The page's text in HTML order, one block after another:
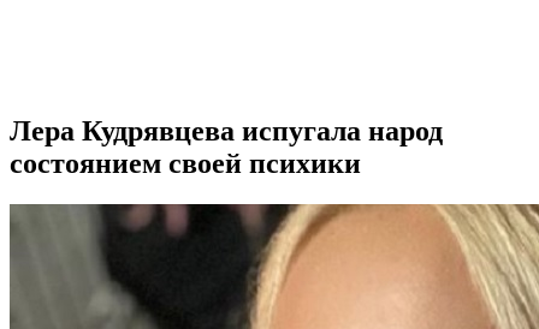
Лера Кудрявцева испугала народ
состоянием своей психики